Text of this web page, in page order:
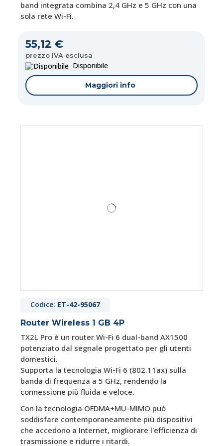
band integrata combina 2,4 GHz e 5 GHz con una
sola rete Wi-Fi.
55,12 €
prezzo IVA esclusa
Disponibile
Maggiori info
Codice: ET-42-95067
Router Wireless 1 GB 4P
TX2L Pro è un router Wi-Fi 6 dual-band AX1500
potenziato dal segnale progettato per gli utenti
domestici.
Supporta la tecnologia Wi-Fi 6 (802.11ax) sulla
banda di frequenza a 5 GHz, rendendo la
connessione più fluida e veloce.
Con la tecnologia OFDMA+MU-MIMO può
soddisfare contemporaneamente più dispositivi
che accedono a Internet, migliorare l'efficienza di
trasmissione e ridurre i ritardi.